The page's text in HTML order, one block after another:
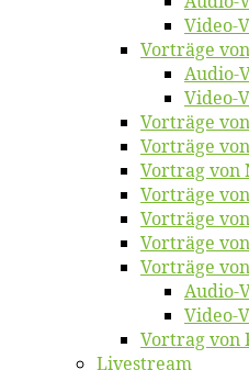
Vi­deo-
Vor­trä­ge
Au­dio-
Vi­deo-
Vor­trä­ge
Vor­trä­ge
Vor­trag von
Vor­trä­ge
Vor­trä­ge
Vor­trä­ge
Vor­trä­ge
Au­dio-
Vi­deo-
Vor­trag von
Live­stream